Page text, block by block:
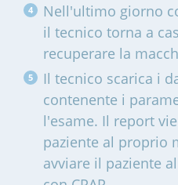
Nell'ultimo giorno
il tecnico torna a
recuperare la
Il tecnico scarica i
contenente i
l'esame. Il report
paziente al proprio
avviare il paziente